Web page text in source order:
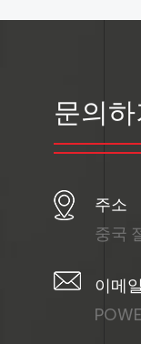
문의하
주소
중국
이메일